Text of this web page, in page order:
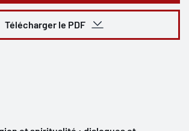
Télécharger le PDF